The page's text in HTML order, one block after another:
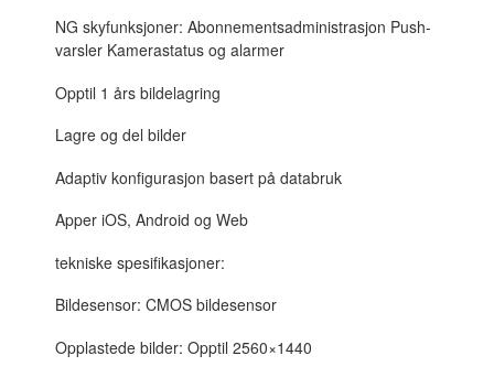
NG skyfunksjoner: Abonnementsadministrasjon Push-
varsler Kamerastatus og alarmer
Opptil 1 års bildelagring
Lagre og del bilder
Adaptiv konfigurasjon basert på databruk
Apper iOS, Android og Web
tekniske spesifikasjoner:
Bildesensor: CMOS bildesensor
Opplastede bilder: Opptil 2560×1440